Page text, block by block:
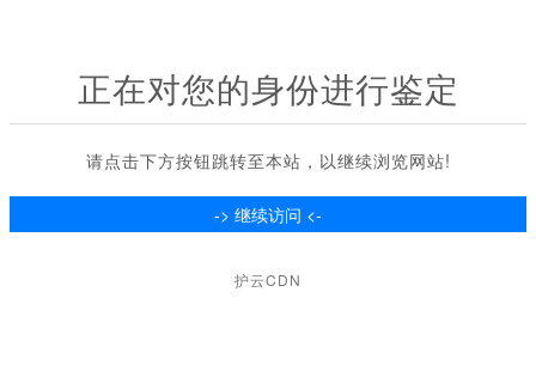
正在对您的身份进行鉴定
请点击下方按钮跳转至本站，以继续浏览网站!
护云CDN